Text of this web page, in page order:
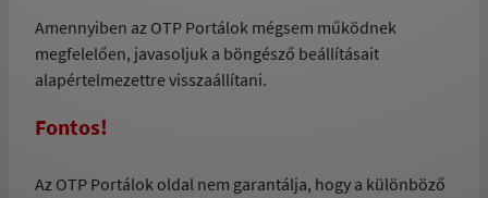
Amennyiben az OTP Portálok mégsem működnek
megfelelően, javasoljuk a böngésző beállításait
alapértelmezettre visszaállítani.
Fontos!
Az OTP Portálok oldal nem garantálja, hogy a különböző